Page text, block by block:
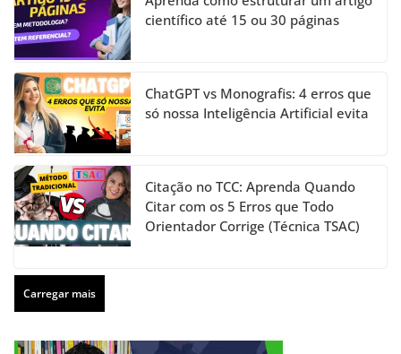
científico até 15 ou 30 páginas
ChatGPT vs Monografis: 4 erros que
só nossa Inteligência Artificial evita
Citação no TCC: Aprenda Quando
Citar com os 5 Erros que Todo
Orientador Corrige (Técnica TSAC)
Carregar mais